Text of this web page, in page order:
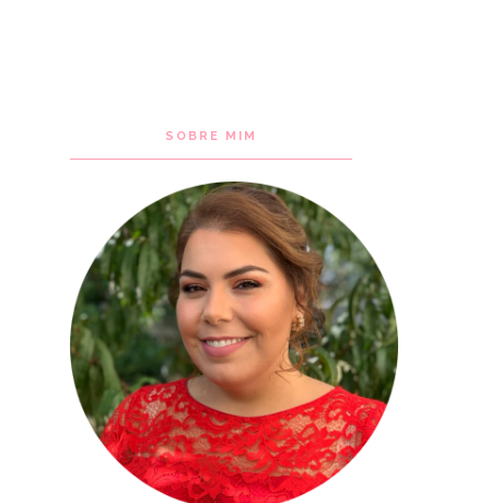
SOBRE MIM